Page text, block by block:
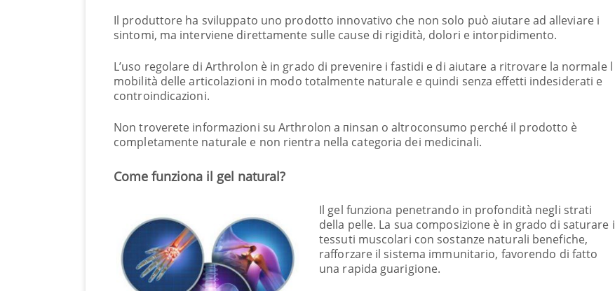
Il produttore ha sviluppato uno prodotto innovativo che non solo può aiutare ad alleviare i
sintomi, ma interviene direttamente sulle cause di rigidità, dolori e intorpidimento.
L’uso regolare di Arthrolon è in grado di prevenire i fastidi e di aiutare a ritrovare la normale l
mobilità delle articolazioni in modo totalmente naturale e quindi senza effetti indesiderati e
controindicazioni.
Non troverete informazioni su Arthrolon a пinsan o altroconsumo perché il prodotto è
completamente naturale e non rientra nella categoria dei medicinali.
Come funziona il gel natural?
Il gel funziona penetrando in profondità negli strati
della pelle. La sua composizione è in grado di saturare i
tessuti muscolari con sostanze naturali benefiche,
rafforzare il sistema immunitario, favorendo di fatto
una rapida guarigione.